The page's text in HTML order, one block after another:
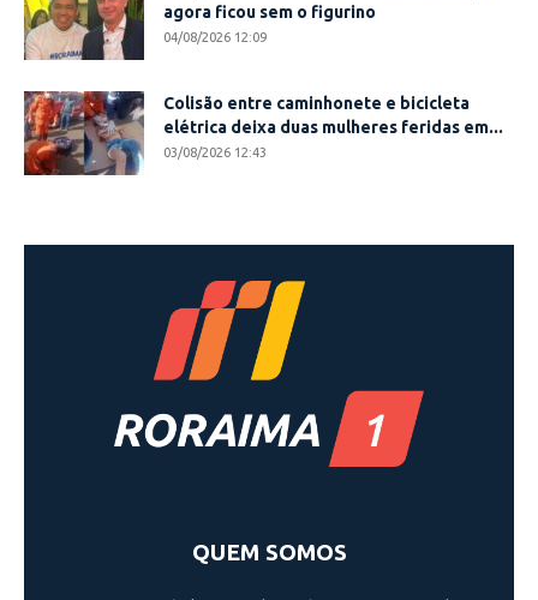
agora ficou sem o figurino
04/08/2026 12:09
Colisão entre caminhonete e bicicleta
elétrica deixa duas mulheres feridas em...
03/08/2026 12:43
QUEM SOMOS